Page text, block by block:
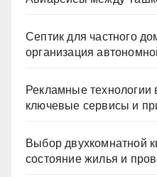
Септик для частного
организация
Рекламные технологии
ключевые сервисы и
Выбор двухкомнатной
состояние жилья и